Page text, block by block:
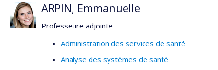
ARPIN, Emmanuelle
Professeure adjointe
Administration des services de santé
Analyse des systèmes de santé